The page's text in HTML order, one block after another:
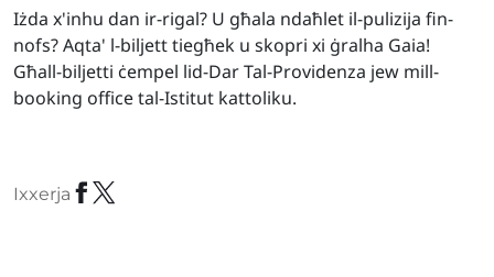
Iżda x'inhu dan ir-rigal? U għala ndaħlet il-pulizija fin-
nofs? Aqta' l-biljett tiegħek u skopri xi ġralha Gaia!
Għall-biljetti ċempel lid-Dar Tal-Providenza jew mill-
booking office tal-Istitut kattoliku.
Ixxerja